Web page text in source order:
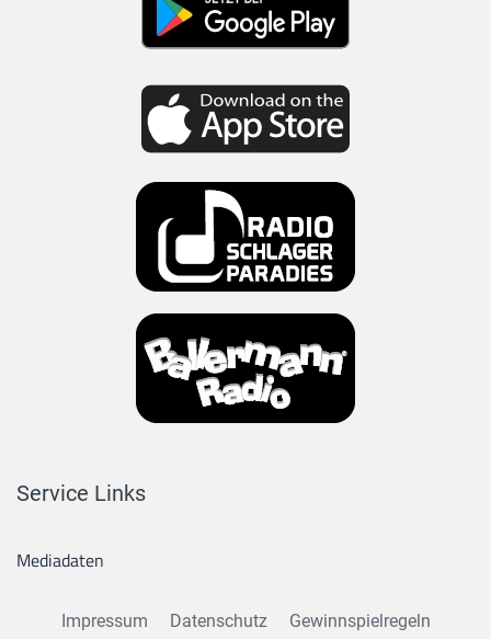
Service Links
Mediadaten
Impressum Datenschutz
Gewinnspielregeln